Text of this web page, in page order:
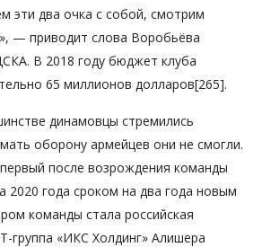
эти два очка с собой, смотрим
— приводит слова Воробьёва
В 2018 году бюджет клуба
65 миллионов долларов[265].
динамовцы стремились
оборону армейцев они не смогли.
после возрождения команды
2020 года сроком на два года новым
команды стала российская
группа «ИКС Холдинг» Алишера